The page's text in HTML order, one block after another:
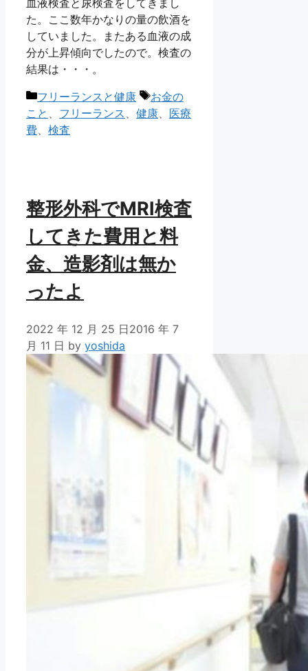
血液検査と尿検査をしてきまし
た。ここ数年かなりの量の飲酒を
していました。またある血液の成
分が上昇傾向でしたので。検査の
結果は・・・。
カ
テ
ゴ
フリーランスと健康
タ
グ
お金の
こと 、 フリーランス 、 健康、 医療
費、 検査
整形外科でMRI検査
してきた費用と料
金、造影剤は無か
ったよ
2022 年 12 月 25 日2016 年 7
月 11 日 by yoshida